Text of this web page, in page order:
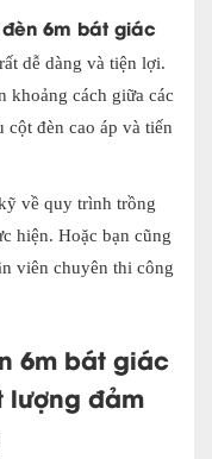
6m bát giác
dễ dàng và tiện lợi.
khoảng cách giữa các
cột đèn cao áp và tiến
về quy trình trồng
hiện. Hoặc bạn cũng
viên chuyên thi công
6m bát giác
lượng đảm